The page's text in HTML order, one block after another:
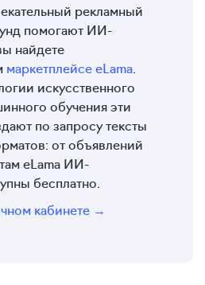
рекламный
помогают ИИ-
найдете
маркетплейсе eLama
искусственного
обучения эти
по запросу тексты
от объявлений
eLama ИИ-
бесплатно.
кабинете →